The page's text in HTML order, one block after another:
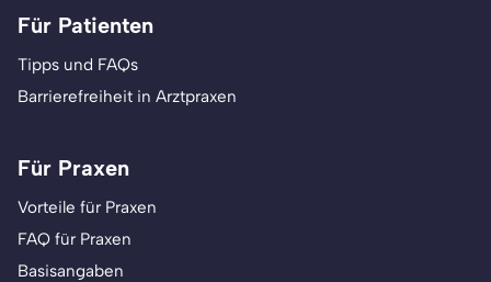
Für Patienten
Tipps und FAQs
Barrierefreiheit in Arztpraxen
Für Praxen
Vorteile für Praxen
FAQ für Praxen
Basisangaben